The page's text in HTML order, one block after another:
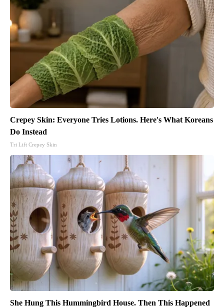
Crepey Skin: Everyone Tries Lotions. Here's What Koreans
Do Instead
Tri Lift Crepey Skin
She Hung This Hummingbird House. Then This Happened